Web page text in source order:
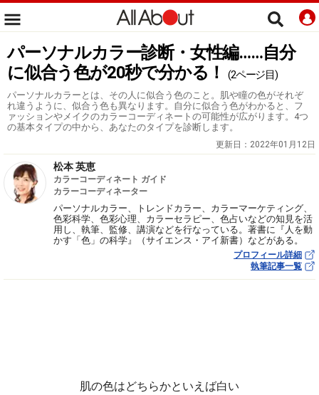
パーソナルカラー診断・女性編……自分
に似合う色が20秒で分かる！
(2ページ目)
パーソナルカラーとは、その人に似合う色のこと。肌や瞳の色がそれぞ
れ違うように、似合う色も異なります。自分に似合う色がわかると、フ
ァッションやメイクのカラーコーディネートの可能性が広がります。4つ
の基本タイプの中から、あなたのタイプを診断します。
更新日： 2022年01月12日
松本 英恵
カラーコーディネート ガイド
カラーコーディネーター
パーソナルカラー、トレンドカラー、カラーマーケティング、
色彩科学、色彩心理、カラーセラピー、色占いなどの知見を活
用し、執筆、監修、講演などを行なっている。著書に『人を動
かす「色」の科学』（サイエンス・アイ新書）などがある。
プロフィール詳細
執筆記事一覧
肌の色はどちらかといえば白い